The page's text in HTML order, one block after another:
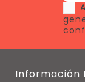
Información